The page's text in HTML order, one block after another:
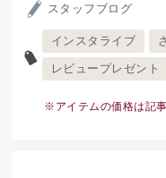
スタッフブログ
インスタライブ
レビュープレゼント
※アイテムの価格は記